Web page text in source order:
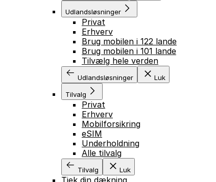
Udlandsløsninger
Privat
Erhverv
Brug mobilen i 122 lande
Brug mobilen i 101 lande
Tilvælg hele verden
Udlandsløsninger Luk
Tilvalg
Privat
Erhverv
Mobilforsikring
eSIM
Underholdning
Alle tilvalg
Tilvalg Luk